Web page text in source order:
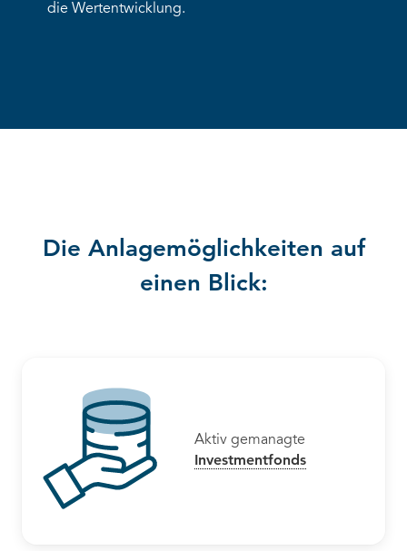
die Wertentwicklung.
Die Anlagemöglichkeiten auf
einen Blick:
Aktiv gemanagte
Investmentfonds